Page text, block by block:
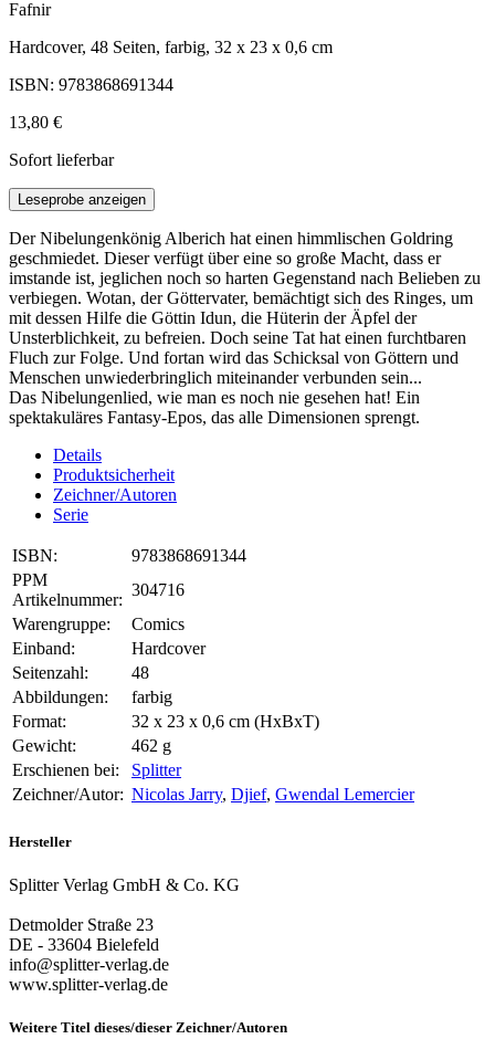
Fafnir
Hardcover, 48 Seiten, farbig, 32 x 23 x 0,6 cm
ISBN: 9783868691344
13,80 €
Sofort lieferbar
Leseprobe anzeigen
Der Nibelungenkönig Alberich hat einen himmlischen Goldring
geschmiedet. Dieser verfügt über eine so große Macht, dass er
imstande ist, jeglichen noch so harten Gegenstand nach Belieben zu
verbiegen. Wotan, der Göttervater, bemächtigt sich des Ringes, um
mit dessen Hilfe die Göttin Idun, die Hüterin der Äpfel der
Unsterblichkeit, zu befreien. Doch seine Tat hat einen furchtbaren
Fluch zur Folge. Und fortan wird das Schicksal von Göttern und
Menschen unwiederbringlich miteinander verbunden sein...
Das Nibelungenlied, wie man es noch nie gesehen hat! Ein
spektakuläres Fantasy-Epos, das alle Dimensionen sprengt.
Details
Produktsicherheit
Zeichner/Autoren
Serie
ISBN:
9783868691344
PPM
Artikelnummer:
304716
Warengruppe:
Comics
Einband:
Hardcover
Seitenzahl:
48
Abbildungen:
farbig
Format:
32 x 23 x 0,6 cm (HxBxT)
Gewicht:
462 g
Erschienen bei:
Splitter
Zeichner/Autor: Nicolas Jarry, Djief, Gwendal Lemercier
Hersteller
Splitter Verlag GmbH & Co. KG
Detmolder Straße 23
DE - 33604 Bielefeld
info@splitter-verlag.de
www.splitter-verlag.de
Weitere Titel dieses/dieser Zeichner/Autoren